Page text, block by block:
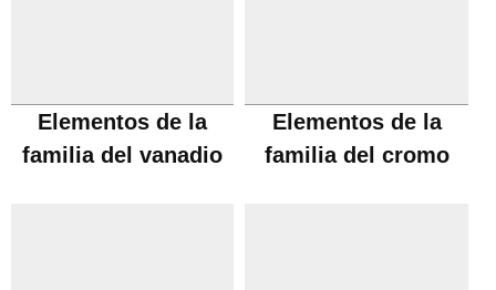
Elementos de la
familia del vanadio
Elementos de la
familia del cromo